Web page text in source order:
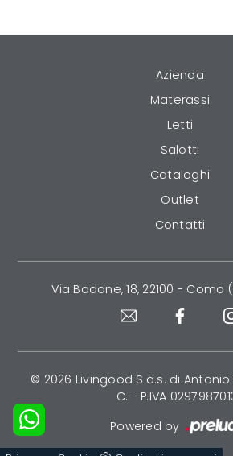
Azienda
Materassi
Letti
Salotti
Cataloghi
Outlet
Contatti
Via Badone, 18, 22100 - Como
© 2026 Livingood S.a.s. di
C. - P.IVA
Powered by